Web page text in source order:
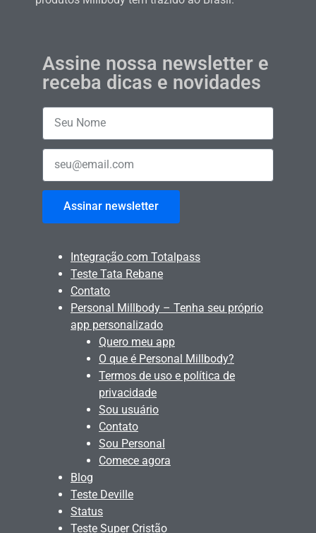
Assine nossa newsletter e
receba dicas e novidades
Assinar newsletter
Integração com Totalpass
Teste Tata Rebane
Contato
Personal Millbody – Tenha seu próprio
app personalizado
Quero meu app
O que é Personal Millbody?
Termos de uso e política de
privacidade
Sou usuário
Contato
Sou Personal
Comece agora
Blog
Teste Deville
Status
Teste Super Cristão